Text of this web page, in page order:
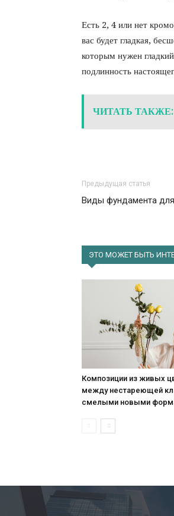
Есть 2, 4 или нет
вас будет гладкая,
которым нужен
подлинность
ЧИТАТЬ ТАКЖЕ:
Предыдущая статья
Виды фундамента
ЭТО МОЖЕТ БЫТЬ
Композиции из живых
между нестареющей
смелыми новыми